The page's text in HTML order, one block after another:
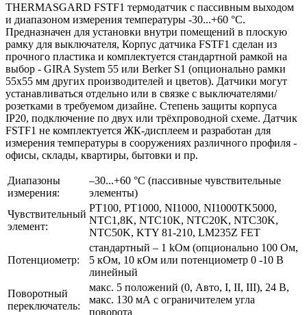
THERMASGARD FSTF1 термодатчик с пассивным выходом
и диапазоном измерения температуры -30...+60 °C.
Предназначен для установки внутри помещений в плоскую
рамку для выключателя, Корпус датчика FSTF1 сделан из
прочного пластика и комплектуется стандартной рамкой на
выбор - GIRA System 55 или Berker S1 (опционально рамки
55x55 мм других производителей и цветов). Датчики могут
устанавливаться отдельно или в связке с выключателями/
розетками в требуемом дизайне. Степень защиты корпуса
IP20, подключение по двух или трёхпроводной схеме. Датчик
FSTF1 не комплектуется ЖК-дисплеем и разработан для
измерения температуры в сооружениях различного профиля -
офисы, склады, квартиры, бытовки и пр.
Диапазоны
измерения:
–30...+60 °C (пассивные чувствительные
элементы)
Чувствительный
элемент:
PT100, PT1000, NI1000, NI1000TK5000,
NTC1,8K, NTC10K, NTC20K, NTC30K,
NTC50K, KTY 81-210, LM235Z FET
Потенциометр:
стандартный – 1 kОм (опционально 100 Ом,
5 кОм, 10 кОм или потенциометр 0 -10 B
линейный
Поворотный
переключатель:
макс. 5 положений (0, Авто, I, II, III), 24 B,
макс. 130 мА с ограничителем угла
поворота